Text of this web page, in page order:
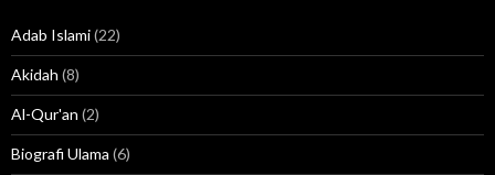
Adab Islami(22)
Akidah (8)
Al-Qur'an (2)
Biografi Ulama (6)